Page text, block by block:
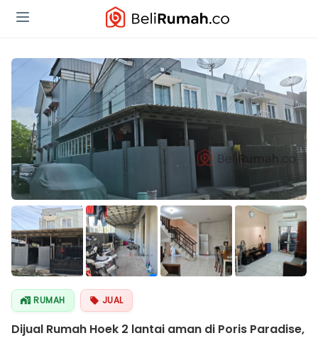
RUMAH JUAL
Dijual Rumah Hoek 2 lantai aman di Poris Paradise,